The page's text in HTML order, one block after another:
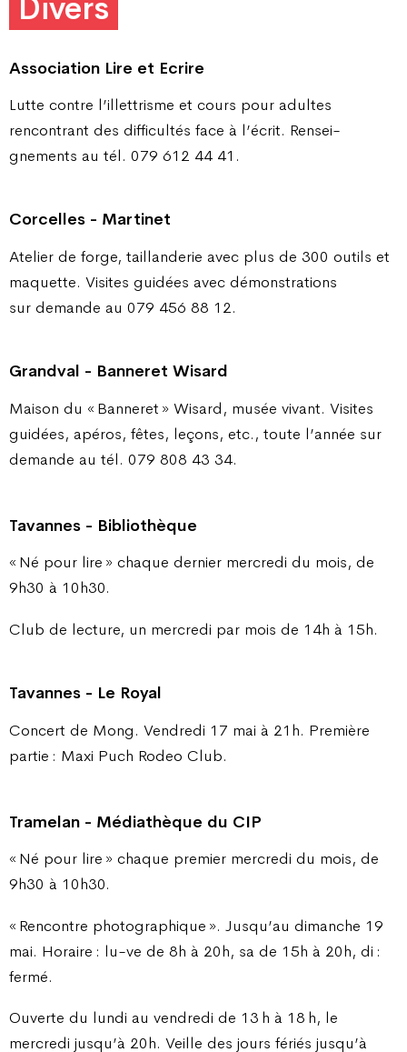
Association Lire et Ecrire
Lutte contre l’illettrisme et cours pour adultes
rencontrant des difficultés face à l’écrit. Rensei­
gnements au tél. 079 612 44 41.
Corcelles - Martinet
Atelier de forge, taillanderie avec plus de 300 outils et
maquette. Visites guidées avec démonstrations
sur demande au 079 456 88 12.
Grandval - Banneret Wisard
Maison du « Banneret » Wisard, musée vivant. Visites
guidées, apéros, fêtes, leçons, etc., toute l’année sur
demande au tél. 079 808 43 34.
Tavannes - Bibliothèque
« Né pour lire » chaque dernier mercredi du mois, de
9h30 à 10h30.
Club de lecture, un mercredi par mois de 14h à 15h.
Tavannes - Le Royal
Concert de Mong. Vendredi 17 mai à 21h. Première
partie : Maxi Puch Rodeo Club.
Tramelan - Médiathèque du CIP
« Né pour lire » chaque premier mercredi du mois, de
9h30 à 10h30.
« Rencontre photographique ». Jusqu’au dimanche 19
mai. Horaire : lu-ve de 8h à 20h, sa de 15h à 20h, di :
fermé.
Ouverte du lundi au vendredi de 13 h à 18 h, le
mercredi jusqu’à 20h. Veille des jours fériés jusqu’à